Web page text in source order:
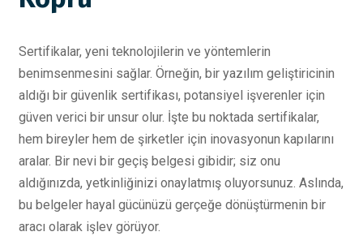
Sertifikalar, yeni teknolojilerin ve yöntemlerin
benimsenmesini sağlar. Örneğin, bir yazılım geliştiricinin
aldığı bir güvenlik sertifikası, potansiyel işverenler için
güven verici bir unsur olur. İşte bu noktada sertifikalar,
hem bireyler hem de şirketler için inovasyonun kapılarını
aralar. Bir nevi bir geçiş belgesi gibidir; siz onu
aldığınızda, yetkinliğinizi onaylatmış oluyorsunuz. Aslında,
bu belgeler hayal gücünüzü gerçeğe dönüştürmenin bir
aracı olarak işlev görüyor.